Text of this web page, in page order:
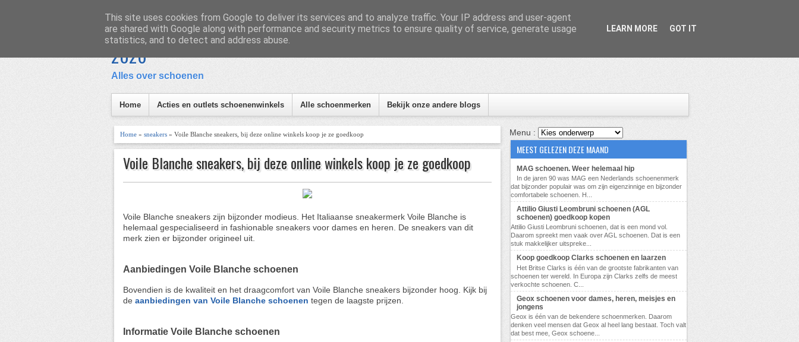
Homepage Inhoud
Schoen en Laars
2026
Alles over schoenen
Informatie, tips en nieuws
Home Acties en outlets schoenenwinkels Alle schoenmerken Bekijk onze andere blogs
Home » sneakers » Voile Blanche sneakers, bij deze online winkels koop je ze goedkoop
Voile Blanche sneakers, bij deze online winkels koop je ze goedkoop
Voile Blanche sneakers zijn bijzonder modieus. Het Italiaanse sneakermerk Voile Blanche is
helemaal gespecialiseerd in fashionable sneakers voor dames en heren. De sneakers van dit
merk zien er bijzonder origineel uit.
Aanbiedingen Voile Blanche schoenen
Bovendien is de kwaliteit en het draagcomfort van Voile Blanche sneakers bijzonder hoog. Kijk bij
de aanbiedingen van Voile Blanche schoenen tegen de laagste prijzen.
Informatie Voile Blanche schoenen
Menu :
MEEST GELEZEN DEZE MAAND
MAG schoenen. Weer helemaal hip
In de jaren 90 was MAG een Nederlands schoenenmerk
dat bijzonder populair was om zijn eigenzinnige en bijzonder
comfortabele schoenen. H...
Attilio Giusti Leombruni schoenen (AGL
schoenen) goedkoop kopen
Attilio Giusti Leombruni schoenen, dat is een mond vol.
Daarom spreekt men vaak over AGL schoenen. Dat is een
stuk makkelijker uitspreke...
Koop goedkoop Clarks schoenen en laarzen
Het Britse Clarks is één van de grootste fabrikanten van
schoenen ter wereld. In Europa zijn Clarks zelfs de meest
verkochte schoenen. C...
Geox schoenen voor dames, heren, meisjes en
jongens
Geox is één van de bekendere schoenmerken. Daarom
denken veel mensen dat Geox al heel lang bestaat. Toch valt
dat best mee, Geox schoene...
This site uses cookies from Google to deliver its services and to analyze traffic. Your IP address and user-agent
are shared with Google along with performance and security metrics to ensure quality of service, generate usage
statistics, and to detect and address abuse.
LEARN MORE GOT IT